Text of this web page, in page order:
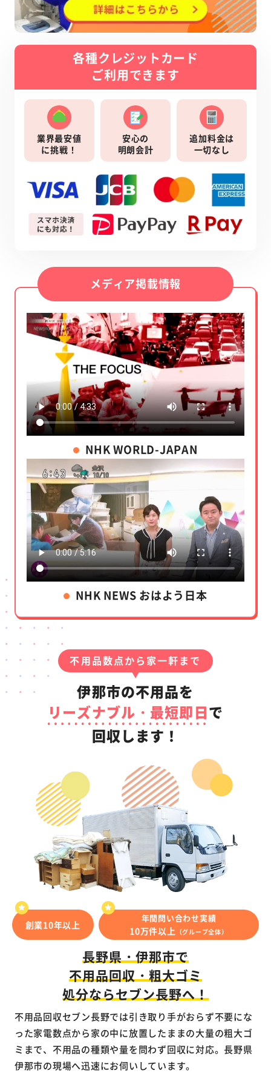
各種クレジットカード
ご利用できます
業界最安値
に挑戦！
安心の
明朗会計
追加料金は
一切なし
メディア掲載情報
NHK WORLD-JAPAN
NHK NEWS おはよう日本
不用品数点から家一軒まで
伊那市の不用品を
リーズナブル・最短即日で
回収します！
創業10年以上
年間問い合わせ実績
10万件以上 （グループ全体）
長野県・伊那市で
不用品回収・粗大ゴミ
処分ならセブン長野へ！
不用品回収セブン長野では引き取り手がおらず不要にな
った家電数点から家の中に放置したままの大量の粗大ゴ
ミまで、不用品の種類や量を問わず回収に対応。長野県
伊那市の現場へ迅速にお伺いしています。